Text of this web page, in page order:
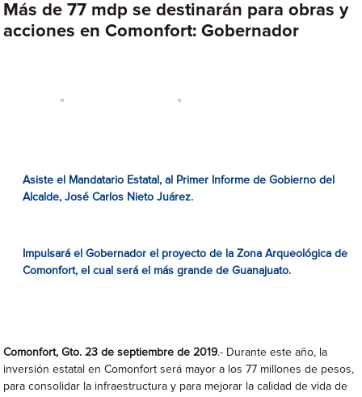
Más de 77 mdp se destinarán para obras y
acciones en Comonfort: Gobernador
Asiste el Mandatario Estatal, al Primer Informe de Gobierno del
Alcalde, José Carlos Nieto Juárez.
Impulsará el Gobernador el proyecto de la Zona Arqueológica de
Comonfort, el cual será el más grande de Guanajuato.
Comonfort, Gto. 23 de septiembre de 2019.- Durante este año, la
inversión estatal en Comonfort será mayor a los 77 millones de pesos,
para consolidar la infraestructura y para mejorar la calidad de vida de